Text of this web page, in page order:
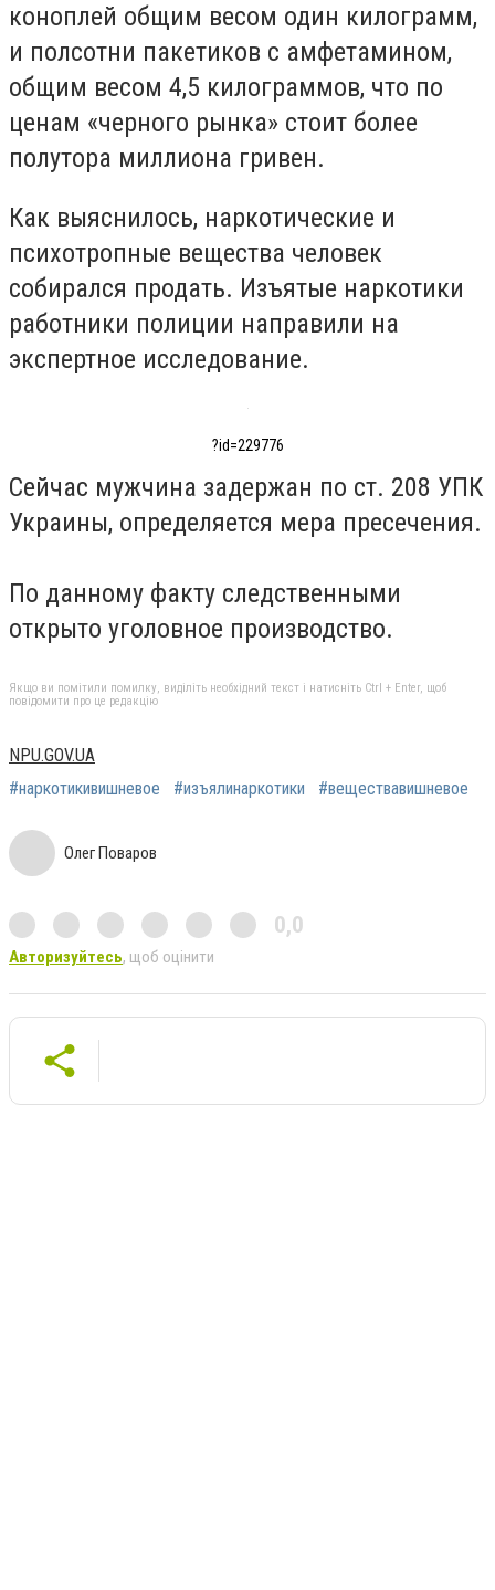
коноплей общим весом один килограмм,
и полсотни пакетиков с амфетамином,
общим весом 4,5 килограммов, что по
ценам «черного рынка» стоит более
полутора миллиона гривен.
Как выяснилось, наркотические и
психотропные вещества человек
собирался продать. Изъятые наркотики
работники полиции направили на
экспертное исследование.
?id=229776
Сейчас мужчина задержан по ст. 208 УПК
Украины, определяется мера пресечения.
По данному факту следственными
открыто уголовное производство.
Якщо ви помітили помилку, виділіть необхідний текст і натисніть Ctrl + Enter, щоб
повідомити про це редакцію
NPU.GOV.UA
#наркотикивишневое
#изъялинаркотики #веществавишневое
Олег Поваров
0,0
Авторизуйтесь, щоб оцінити